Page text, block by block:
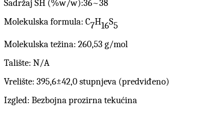
Sadržaj SH (%w/w):36~38
Molekulska formula: C7H16S5
Molekulska težina: 260,53 g/mol
Talište: N/A
Vrelište: 395,6±42,0 stupnjeva (predviđeno)
Izgled: Bezbojna prozirna tekućina